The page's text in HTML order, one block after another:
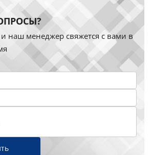
и наш менеджер свяжется с вами в